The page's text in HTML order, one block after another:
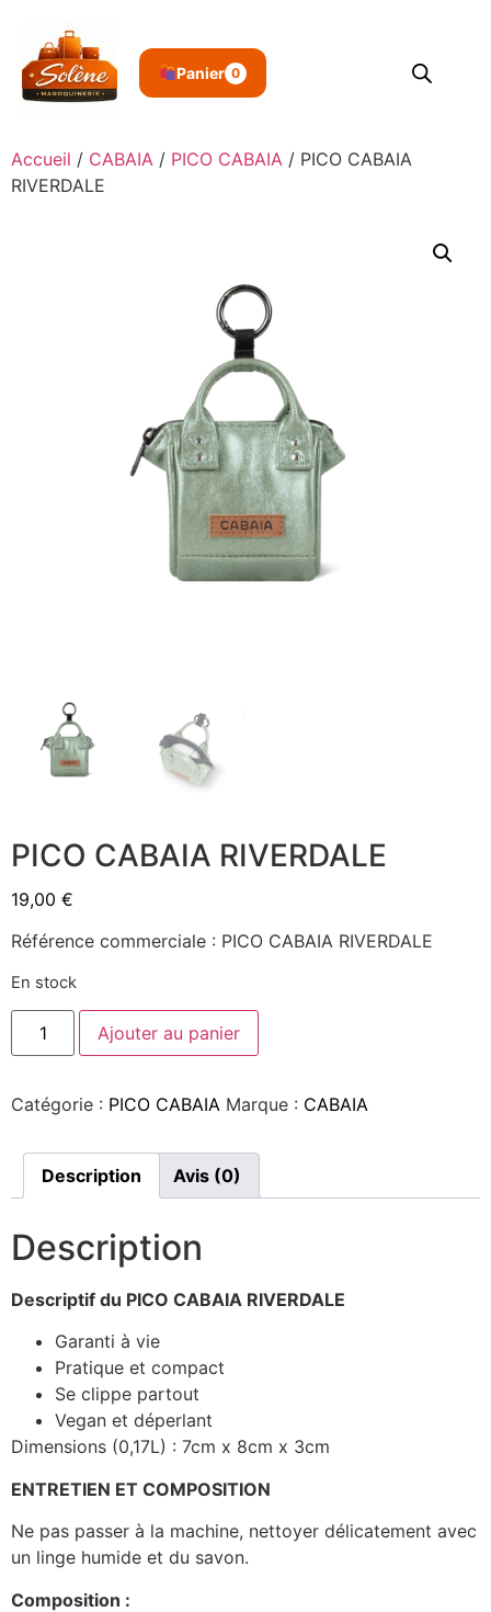
Panier 0
Accueil / CABAIA / PICO CABAIA / PICO CABAIA
RIVERDALE
PICO CABAIA RIVERDALE
19,00 €
Référence commerciale : PICO CABAIA RIVERDALE
En stock
Ajouter au panier
Catégorie : PICO CABAIA Marque : CABAIA
Description Avis (0)
Description
Descriptif du PICO CABAIA RIVERDALE
Garanti à vie
Pratique et compact
Se clippe partout
Vegan et déperlant
Dimensions (0,17L) : 7cm x 8cm x 3cm
ENTRETIEN ET COMPOSITION
Ne pas passer à la machine, nettoyer délicatement avec
un linge humide et du savon.
Composition :